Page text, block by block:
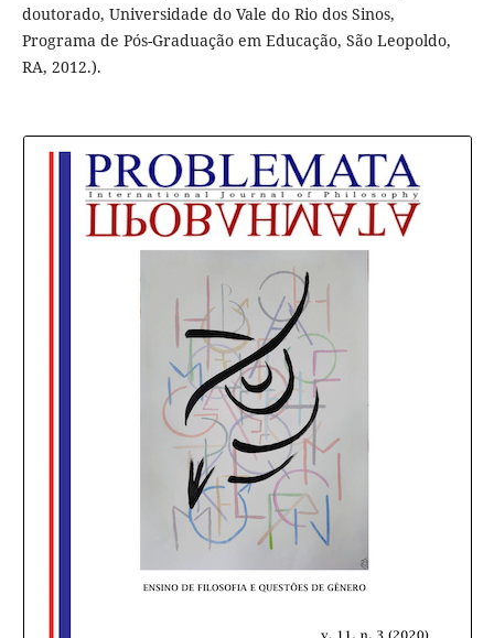
doutorado, Universidade do Vale do Rio dos Sinos,
Programa de Pós-Graduação em Educação, São Leopoldo,
RA, 2012.).